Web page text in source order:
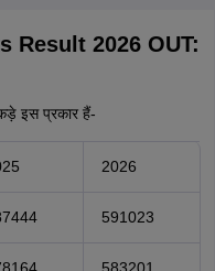
Result 2026 OUT:
इस प्रकार हैं-
2026
591023